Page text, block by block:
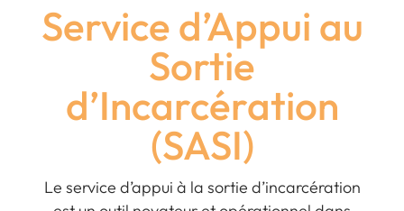
Service d’Appui au
Sortie
d’Incarcération
(SASI)
Le service d’appui à la sortie d’incarcération